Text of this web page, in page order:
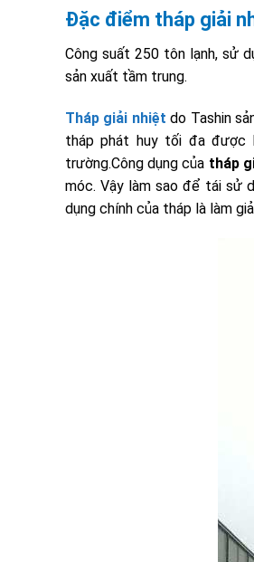
Đặc điểm tháp giải
Công suất 250 tôn lạnh, sử
sản xuất tầm trung.
Tháp giải nhiệt do Tashin
tháp phát huy tối đa được
trường.Công dụng của tháp
móc. Vậy làm sao để tái sử
dụng chính của tháp là làm